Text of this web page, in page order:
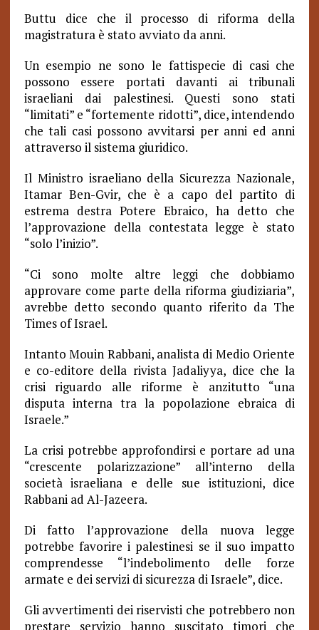
Buttu dice che il processo di riforma della
magistratura è stato avviato da anni.
Un esempio ne sono le fattispecie di casi che
possono essere portati davanti ai tribunali
israeliani dai palestinesi. Questi sono stati
“limitati” e “fortemente ridotti”, dice, intendendo
che tali casi possono avvitarsi per anni ed anni
attraverso il sistema giuridico.
Il Ministro israeliano della Sicurezza Nazionale,
Itamar Ben-Gvir, che è a capo del partito di
estrema destra Potere Ebraico, ha detto che
l’approvazione della contestata legge è stato
“solo l’inizio”.
“Ci sono molte altre leggi che dobbiamo
approvare come parte della riforma giudiziaria”,
avrebbe detto secondo quanto riferito da The
Times of Israel.
Intanto Mouin Rabbani, analista di Medio Oriente
e co-editore della rivista Jadaliyya, dice che la
crisi riguardo alle riforme è anzitutto “una
disputa interna tra la popolazione ebraica di
Israele.”
La crisi potrebbe approfondirsi e portare ad una
“crescente polarizzazione” all’interno della
società israeliana e delle sue istituzioni, dice
Rabbani ad Al-Jazeera.
Di fatto l’approvazione della nuova legge
potrebbe favorire i palestinesi se il suo impatto
comprendesse “l’indebolimento delle forze
armate e dei servizi di sicurezza di Israele”, dice.
Gli avvertimenti dei riservisti che potrebbero non
prestare servizio hanno suscitato timori che